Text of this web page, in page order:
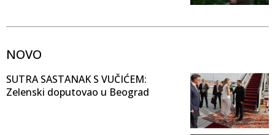
NOVO
SUTRA SASTANAK S VUČIĆEM:
Zelenski doputovao u Beograd